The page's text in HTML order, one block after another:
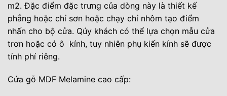
m2. Đặc điểm đặc trưng của dòng này là thiết kế
phẳng hoặc chỉ sơn hoặc chạy chỉ nhôm tạo điểm
nhấn cho bộ cửa. Qúy khách có thể lựa chọn mẫu cửa
trơn hoặc có ô kính, tuy nhiên phụ kiến kính sẽ được
tính phí riêng.
Cửa gỗ MDF Melamine cao cấp: